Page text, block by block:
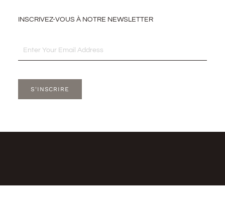
INSCRIVEZ-VOUS À NOTRE NEWSLETTER
S'INSCRIRE